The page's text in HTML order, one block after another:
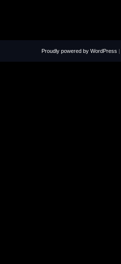
Proudly powered by WordPress |